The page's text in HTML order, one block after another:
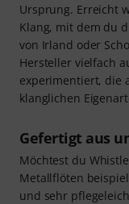
Ursprung. Erreicht
Klang, mit dem du
von Irland oder
Hersteller vielfach
experimentiert, die
klanglichen
Gefertigt aus
Möchtest du
Metallflöten
und sehr